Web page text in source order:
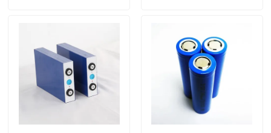
خلية بطارية Lifepo4